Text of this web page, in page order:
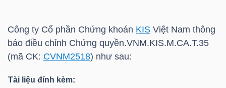
Công ty Cổ phần Chứng khoán KIS Việt Nam thông
báo điều chỉnh Chứng quyền.VNM.KIS.M.CA.T.35
(mã CK: CVNM2518) như sau:
Tài liệu đính kèm:
ĐỘNG